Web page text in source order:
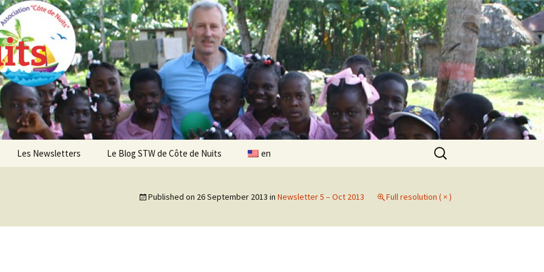
Les Newsletters Le Blog STW de Côte de Nuits en
Search
for:
Published on 26 September 2013 in Newsletter 5 – Oct 2013 Full resolution ( × )